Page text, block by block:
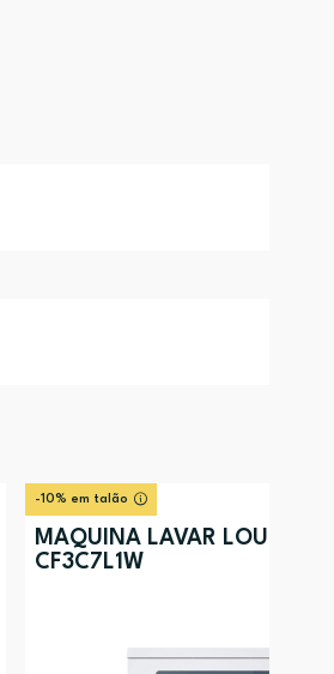
-10% em talão
MÁQUINA LAVAR LOUÇA
CF3C7L1W